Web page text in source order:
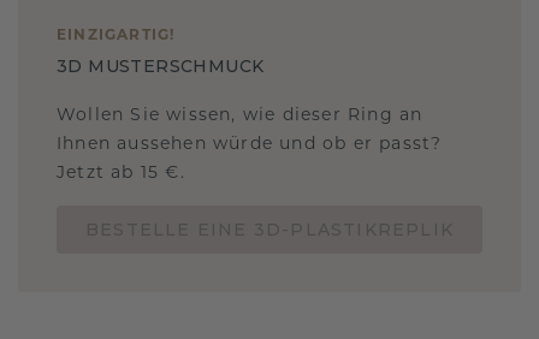
EINZIGARTIG !
3D MUSTERSCHMUCK
Wollen Sie wissen, wie dieser Ring an
Ihnen aussehen würde und ob er passt?
Jetzt ab 15 €.